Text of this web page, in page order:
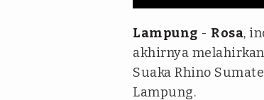
Lampung - Rosa,
akhirnya
Suaka Rhino
Lampung.